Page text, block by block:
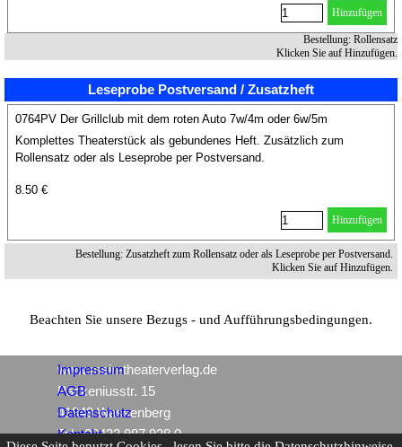
Hinzufügen
Bestellung: Rollensatz
Klicken Sie auf Hinzufügen.
Leseprobe Postversand / Zusatzheft
0764PV Der Grillclub mit dem roten Auto 7w/4m oder 6w/5m
Komplettes Theaterstück als gebundenes Heft. Zusätzlich zum
Rollensatz oder als Leseprobe per Postversand.
8.50 €
Hinzufügen
Bestellung: Zusatzheft zum Rollensatz oder als Leseprobe per Postversand.
Klicken Sie auf Hinzufügen.
Beachten Sie unsere Bezugs - und Aufführungsbedingungen.
www.mein-theaterverlag.de
Packeniusstr. 15
41849 Wassenberg
Tel.: 02432 987 928 0
Impressum
AGB
Datenschutz
Kontakt